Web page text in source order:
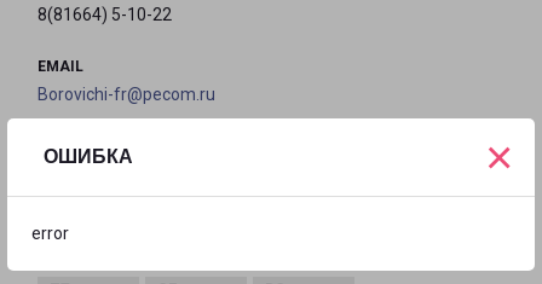
ОШИБКА
error
×
8(81664) 5-10-22
EMAIL
Borovichi-fr@pecom.ru
ГРАФИК РАБОТЫ
с 09:00 до